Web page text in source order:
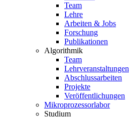
Team
Lehre
Arbeiten & Jobs
Forschung
Publikationen
Algorithmik
Team
Lehrveranstaltungen
Abschlussarbeiten
Projekte
Veröffentlichungen
Mikroprozessorlabor
Studium